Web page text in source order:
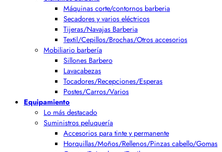
Máquinas corte/contornos barberia
Secadores y varios eléctricos
Tijeras/Navajas Barberia
Textil/Cepillos/Brochas/Otros accesorios
Mobiliario barbería
Sillones Barbero
Lavacabezas
Tocadores/Recepciones/Esperas
Postes/Carros/Varios
Equipamiento
Lo más destacado
Suministros peluquería
Accesorios para tinte y permanente
Horquillas/Moños/Rellenos/Pinzas cabello/Gomas